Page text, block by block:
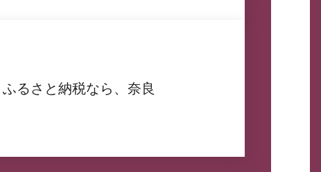
ふるさと納税なら、奈良